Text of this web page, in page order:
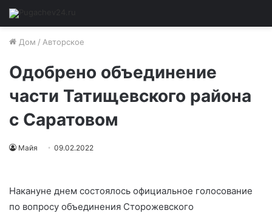
Дом / Авторское
Одобрено объединение
части Татищевского района
с Саратовом
Майя 09.02.2022
Накануне днем состоялось официальное голосование
по вопросу объединения Сторожевского